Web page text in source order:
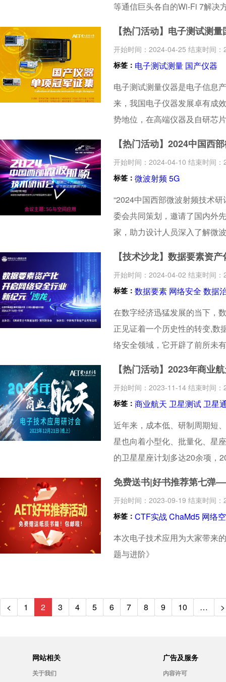
等通信巨头各自的Wi-Fi 7解决
低功耗、如何确保设备和服
关注Wi-Fi 7技术详解与测试在
Fi 7，切实解决Wi-Fi 7产品工
【热门活动】电子测试测
开始时间：2024-04-25 结束时间
标签： 电子测试测量 国产仪器
电子测试测量仪器是电子信息
来，我国电子仪器发展卓有成
势地位，在高端仪器及自研芯
子技术应用受中国电子仪器
量国产仪器单项冠军征集活动
【热门活动】2024中国西
开始时间：2024-04-10 结束时间
标签： 微波射频 5G
“2024中国西部微波射频技术
委会共同策划，邀请了国内外
家，助力设计人员深入了解微
【技术沙龙】数据要素资
开始时间：2024-04-02 结束时间
标签： 数据要素 网络安全 数据
在数字经济迅猛发展的当下，
正见证着一个历史性的转变,数
络安全领域，它开辟了前所未
【热门活动】2023年商业
开始时间：2023-11-14 结束时间
标签： 商业航天 卫星测试卫星
近年来，成本低、研制周期短
星也向着小型化、批量化、星
的卫星星座计划多达20余项，
天、卫星的核心要素——特种
业航天的大环境具备之后，电
2023年商业航天电子技术应用
会共同策划，邀请国内外航天
电子技术的创新和发展！
免费送书|好书推荐第七弹
开始时间：2023-09-19 结束时间
标签： CTF实战ChaMd5 网络
本次电子技术应用为大家带来
题与进阶》
< 1 2 3 4 5 6 7 8 9 10 … >
网站相关
关于我们
广告及服务
内容许可